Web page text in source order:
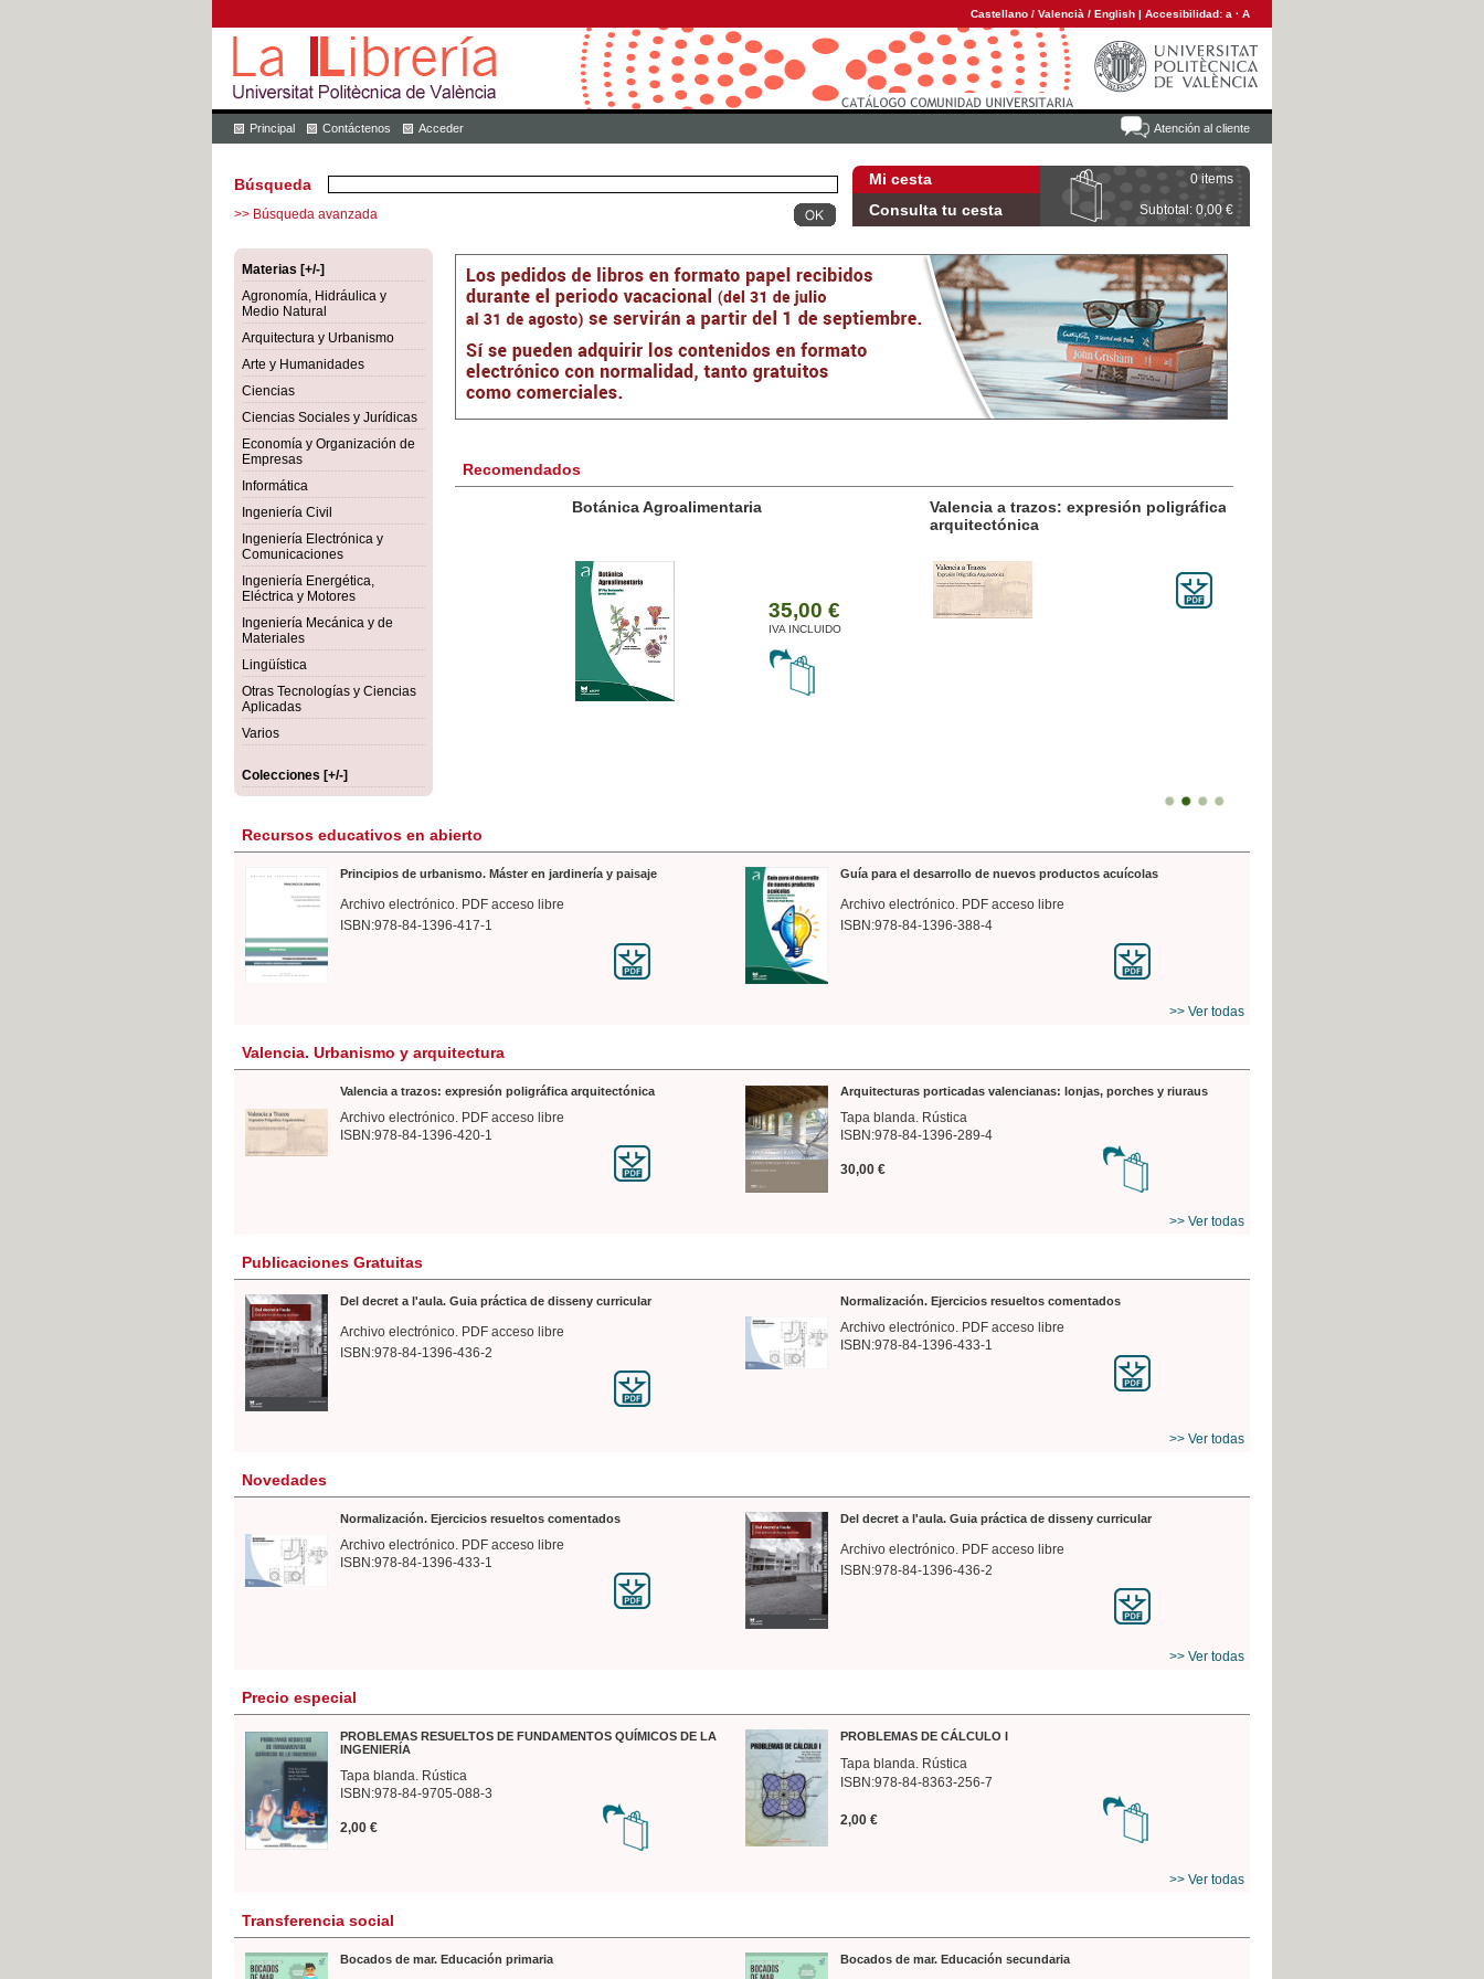
Castellano / Valencià / English | Accesibilidad: a · A
Atención al cliente
Principal Contáctenos Acceder
Mi cesta 0 items
Consulta tu cesta Subtotal: 0,00 €
Búsqueda
>> Búsqueda avanzada
Materias [+/-]
Agronomía, Hidráulica y
Medio Natural
Arquitectura y Urbanismo
Arte y Humanidades
Ciencias
Ciencias Sociales y Jurídicas
Economía y Organización de
Empresas
Informática
Ingeniería Civil
Ingeniería Electrónica y
Comunicaciones
Ingeniería Energética,
Eléctrica y Motores
Ingeniería Mecánica y de
Materiales
Lingüística
Otras Tecnologías y Ciencias
Aplicadas
Varios
Colecciones [+/-]
Recomendados
Botánica Agroalimentaria
IVA INCLUIDO
Valencia a trazos: expresión poligráfica
arquitectónica
Recursos educativos en abierto
Principios de urbanismo. Máster en jardinería y paisaje
Archivo electrónico. PDF acceso libre
ISBN:978-84-1396-417-1
Guía para el desarrollo de nuevos productos acuícolas
Archivo electrónico. PDF acceso libre
ISBN:978-84-1396-388-4
>> Ver todas
Valencia. Urbanismo y arquitectura
Valencia a trazos: expresión poligráfica arquitectónica
Archivo electrónico. PDF acceso libre
ISBN:978-84-1396-420-1
Arquitecturas porticadas valencianas: lonjas, porches y riuraus
Tapa blanda. Rústica
ISBN:978-84-1396-289-4
30,00 €
>> Ver todas
Publicaciones Gratuitas
Del decret a l'aula. Guia práctica de disseny curricular
Archivo electrónico. PDF acceso libre
ISBN:978-84-1396-436-2
Normalización. Ejercicios resueltos comentados
Archivo electrónico. PDF acceso libre
ISBN:978-84-1396-433-1
>> Ver todas
Novedades
Normalización. Ejercicios resueltos comentados
Archivo electrónico. PDF acceso libre
ISBN:978-84-1396-433-1
Del decret a l'aula. Guia práctica de disseny curricular
Archivo electrónico. PDF acceso libre
ISBN:978-84-1396-436-2
>> Ver todas
Precio especial
PROBLEMAS RESUELTOS DE FUNDAMENTOS QUÍMICOS DE LA
INGENIERÍA
Tapa blanda. Rústica
ISBN:978-84-9705-088-3
2,00 €
PROBLEMAS DE CÁLCULO I
Tapa blanda. Rústica
ISBN:978-84-8363-256-7
2,00 €
>> Ver todas
Transferencia social
Bocados de mar. Educación primaria Bocados de mar. Educación secundaria